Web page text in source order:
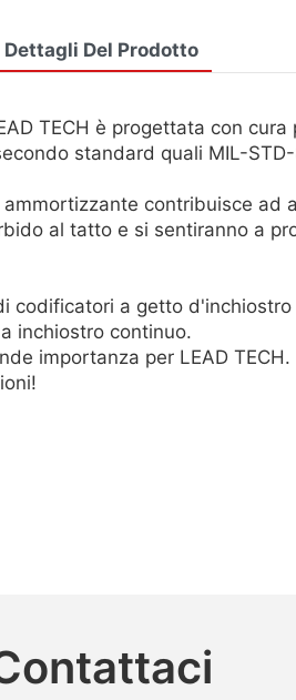
Dettagli Del Prodotto
TECH è progettata con
standard quali MIL-
contribuisce
al tatto e si sentiranno a
codificatori a getto
inchiostro continuo.
importanza per LEAD